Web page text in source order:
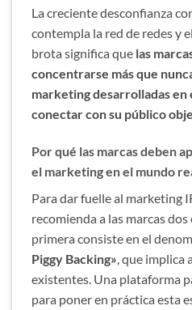
La creciente desconfianza
contempla la red de redes y
brota significa que las
concentrarse más que
marketing desarrolladas en
conectar con su público
Por qué las marcas deben
el marketing en el mundo
Para dar fuelle al marketing
recomienda a las marcas
primera consiste en el
Piggy Backing», que implica
existentes. Una plataforma
para poner en práctica esta